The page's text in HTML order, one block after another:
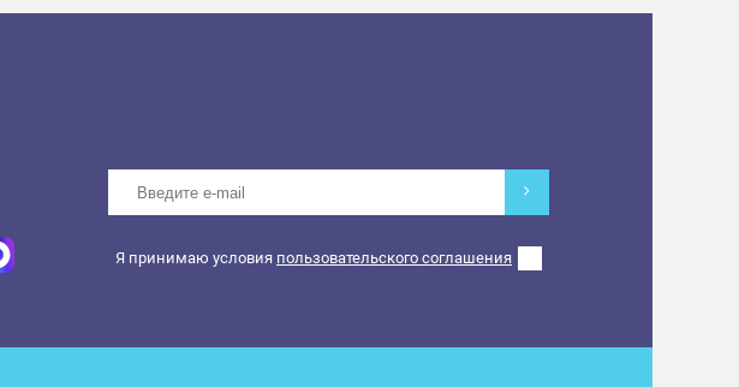
Я принимаю условия пользовательского соглашения